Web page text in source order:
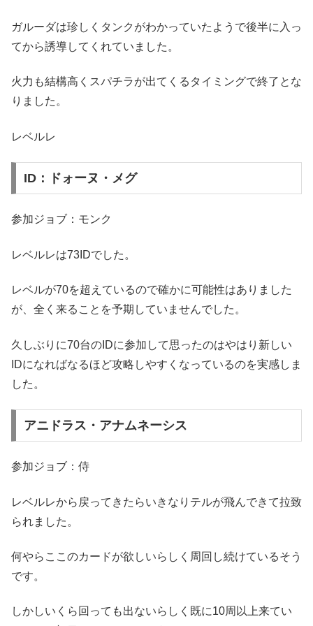
ガルーダは珍しくタンクがわかっていたようで後半に入っ
てから誘導してくれていました。
火力も結構高くスパチラが出てくるタイミングで終了とな
りました。
レベルレ
ID：ドォーヌ・メグ
参加ジョブ：モンク
レベルレは73IDでした。
レベルが70を超えているので確かに可能性はありました
が、全く来ることを予期していませんでした。
久しぶりに70台のIDに参加して思ったのはやはり新しい
IDになればなるほど攻略しやすくなっているのを実感しま
した。
アニドラス・アナムネーシス
参加ジョブ：侍
レベルレから戻ってきたらいきなりテルが飛んできて拉致
られました。
何やらここのカードが欲しいらしく周回し続けているそう
です。
しかしいくら回っても出ないらしく既に10周以上来てい